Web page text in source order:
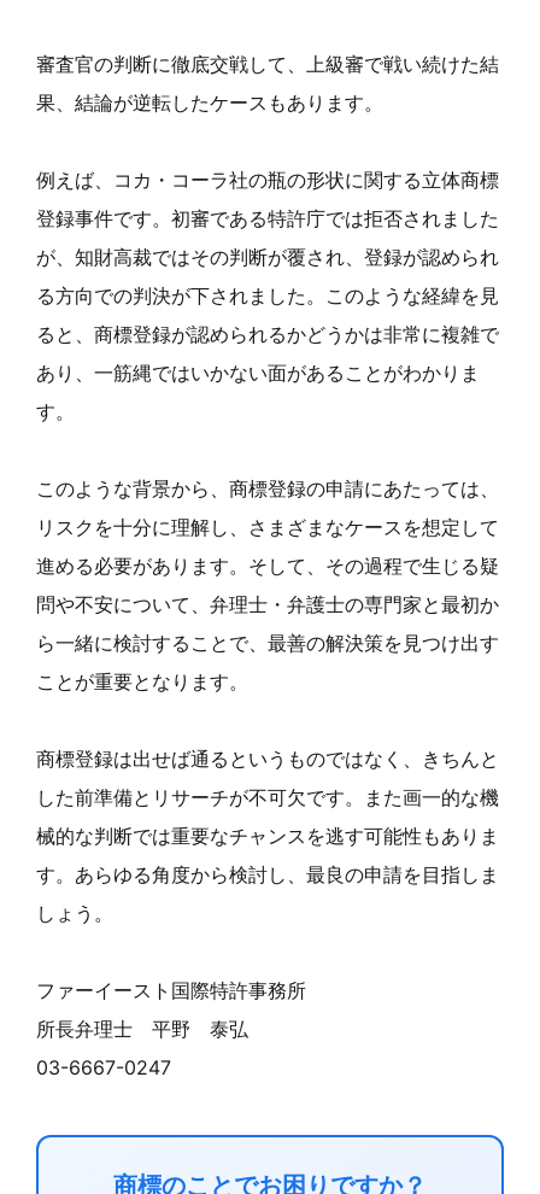
審査官の判断に徹底交戦して、上級審で戦い続けた結
果、結論が逆転したケースもあります。
例えば、コカ・コーラ社の瓶の形状に関する立体商標
登録事件です。初審である特許庁では拒否されました
が、知財高裁ではその判断が覆され、登録が認められ
る方向での判決が下されました。このような経緯を見
ると、商標登録が認められるかどうかは非常に複雑で
あり、一筋縄ではいかない面があることがわかりま
す。
このような背景から、商標登録の申請にあたっては、
リスクを十分に理解し、さまざまなケースを想定して
進める必要があります。そして、その過程で生じる疑
問や不安について、弁理士・弁護士の専門家と最初か
ら一緒に検討することで、最善の解決策を見つけ出す
ことが重要となります。
商標登録は出せば通るというものではなく、きちんと
した前準備とリサーチが不可欠です。また画一的な機
械的な判断では重要なチャンスを逃す可能性もありま
す。あらゆる角度から検討し、最良の申請を目指しま
しょう。
ファーイースト国際特許事務所
所長弁理士 平野 泰弘
03-6667-0247
商標のことでお困りですか？